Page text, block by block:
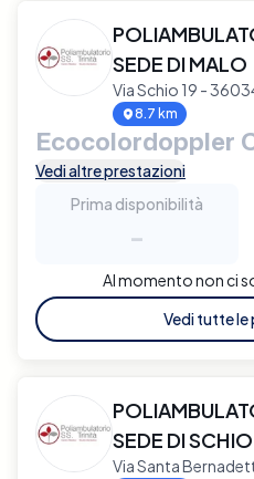
SEDE DI MALO
Via Schio 19 -
8.7 km
Ecocolordoppler
Vedi altre prestazioni
Prima disponibilità
-
Al momento non ci
Vedi tutte le
SEDE DI SCHIO
Via Santa